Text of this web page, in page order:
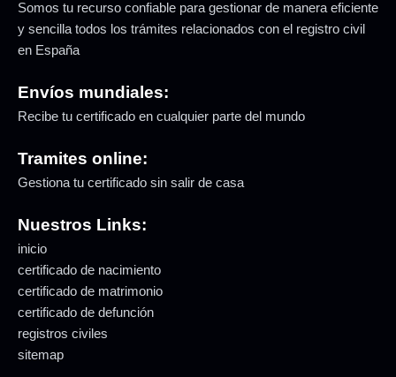
Somos tu recurso confiable para gestionar de manera eficiente
y sencilla todos los trámites relacionados con el registro civil
en España
Envíos mundiales:
Recibe tu certificado en cualquier parte del mundo
Tramites online:
Gestiona tu certificado sin salir de casa
Nuestros Links:
inicio
certificado de nacimiento
certificado de matrimonio
certificado de defunción
registros civiles
sitemap